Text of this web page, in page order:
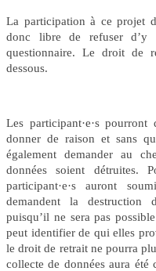
La participation à ce projet
donc libre de refuser d’y
questionnaire. Le droit de
dessous.
Les participant·e·s pourront
donner de raison et sans
également demander au
données soient détruites.
participant·e·s auront
demandent la destruction
puisqu’il ne sera pas
peut identifier de qui elles
le droit de retrait ne pourra
collecte de données aura été